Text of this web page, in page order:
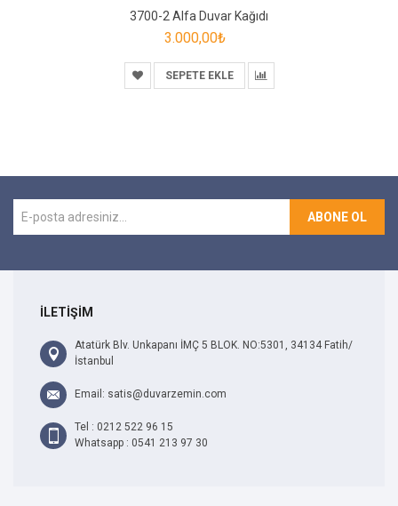
3700-2 Alfa Duvar Kağıdı
3.000,00₺
SEPETE EKLE
ABONE OL
İLETİŞİM
Atatürk Blv. Unkapanı İMÇ 5 BLOK. NO:5301, 34134 Fatih/
İstanbul
Email: satis@duvarzemin.com
Tel : 0212 522 96 15
Whatsapp : 0541 213 97 30